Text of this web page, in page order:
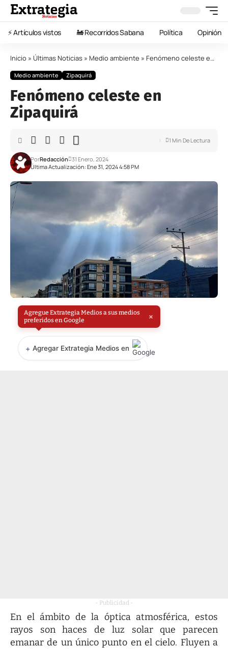
⚡️ Artículos vistos 🚂 Recorridos Sabana Política Opinión
Inicio » Últimas Noticias » Medio ambiente » Fenómeno celeste en Zipaquirá
Medio ambiente Zipaquirá
Fenómeno celeste en
Zipaquirá
Última Actualización: Ene 31, 2024 4:58 PM
PorRedacción 31 Enero, 2024
1 Min De Lectura
Agregue Extrategia Medios a sus medios
preferidos en Google
×
+ Agregar Extrategia Medios en
- Publicidad -
En el ámbito de la óptica atmosférica, estos
rayos son haces de luz solar que parecen
emanar de un único punto en el cielo. Fluyen a